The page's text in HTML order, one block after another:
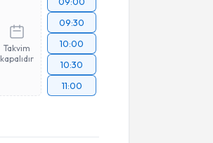
Takvim
kapalıdır
09:30
10:00
10:30
11:00